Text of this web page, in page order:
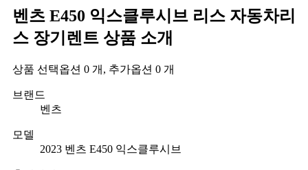
벤츠 E450 익스클루시브 리스 자동차리
스 장기렌트 상품 소개
상품 선택옵션 0 개, 추가옵션 0 개
브랜드
벤츠
모델
2023 벤츠 E450 익스클루시브